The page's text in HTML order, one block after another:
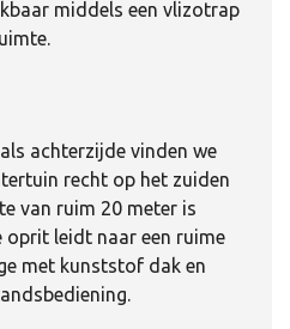
middels een vlizotrap
achterzijde vinden we
recht op het zuiden
van ruim 20 meter is
oprit leidt naar een ruime
met kunststof dak en